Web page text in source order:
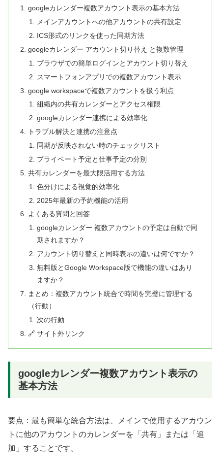
googleカレンダー複数アカウント表示の基本方法
メインアカウントへの他アカウントの共有設定
ICS形式のリンクを使った同期方法
googleカレンダー アカウント切り替え と複数管理
ブラウザでの簡単ログインとアカウント切り替え
スマートフォンアプリでの複数アカウント表示
google workspaceで複数アカウントを扱う利点
組織内の共有カレンダーとアクセス権限
googleカレンダー連携による効率化
トラブル解決と連携の注意点
同期が反映されない時のチェックリスト
プライベート予定と仕事予定の分別
共有カレンダーを最大限活用する方法
色分けによる視覚的効率化
2025年最新の予約機能の活用
よくある質問と回答
googleカレンダー 複数アカウントの予定は自動で同
期されますか？
アカウント切り替えと同時表示の違いは何ですか？
無料版とGoogle Workspace版で機能の違いはあり
ますか？
まとめ：複数アカウント統合で時間を完璧に管理する
（行動）
次の行動
🔗 サイト外リンク
googleカレンダー複数アカウント表示の
基本方法
要点：最も簡単な統合方法は、メインで使用するアカウン
トに他のアカウントのカレンダーを「共有」または「追
加」することです。